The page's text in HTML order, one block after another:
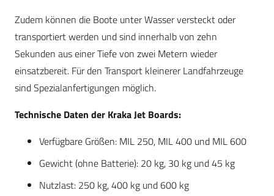
Zudem können die Boote unter Wasser versteckt oder
transportiert werden und sind innerhalb von zehn
Sekunden aus einer Tiefe von zwei Metern wieder
einsatzbereit. Für den Transport kleinerer Landfahrzeuge
sind Spezialanfertigungen möglich.
Technische Daten der Kraka Jet Boards:
Verfügbare Größen: MIL 250, MIL 400 und MIL 600
Gewicht (ohne Batterie): 20 kg, 30 kg und 45 kg
Nutzlast: 250 kg, 400 kg und 600 kg